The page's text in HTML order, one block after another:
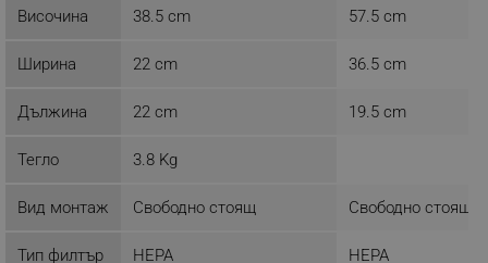
Височина 38.5 cm 57.5 cm
Ширина 22 cm 36.5 cm
Дължина 22 cm 19.5 cm
Тегло 3.8 Kg
Вид монтаж Свободно стоящ Свободно стоящ
Тип филтър HEPA HEPA
Некласифицирани
Строго необходимите бисквитки позволяват